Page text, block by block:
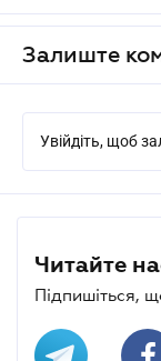
Залиште
Увійдіть, щоб
Читайте
Підпишіться,